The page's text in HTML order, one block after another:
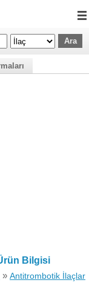
Bilgisi
» Antitrombotik İlaçlar